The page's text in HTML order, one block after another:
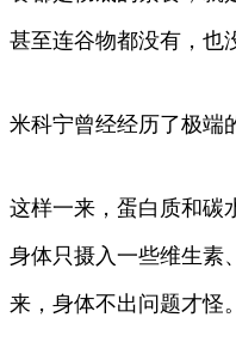
甚至连谷物都没有，也
米科宁曾经经历了极端
这样一来，蛋白质和碳
身体只摄入一些维生素
来，身体不出问题才怪。